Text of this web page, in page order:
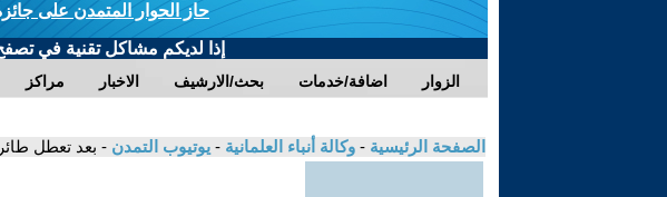
حاز الحوار المتمدن على
إذا لديكم مشاكل تقنية في
مراكز الاخبار بحث/الارشيف اضافة/خدمات الزوار
الصفحة الرئيسية - وكالة أنباء العلمانية - يوتيوب التمدن - بعد تعطل